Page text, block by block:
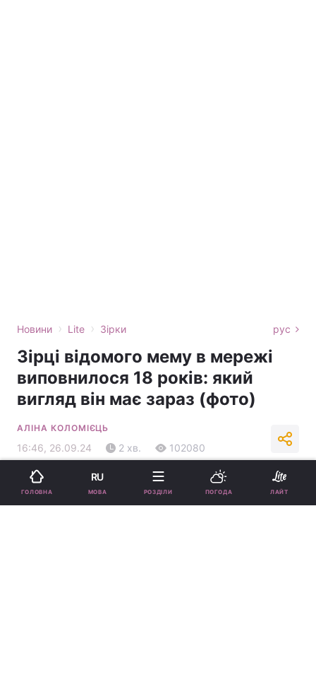
Новини › Lite › Зірки рус
Зірці відомого мему в мережі
виповнилося 18 років: який
вигляд він має зараз (фото)
АЛІНА КОЛОМІЄЦЬ
16:46, 26.09.24 2 хв. 102080
Підпишіться на нас в Google
ГОЛОВНА
RU
МОВА РОЗДІЛИ ПОГОДА ЛАЙТ